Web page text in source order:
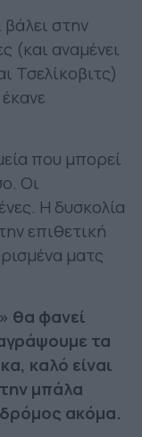
βάλει στην
(και αναμένει
Τσελίκοβιτς)
που μπορεί
Οι
Η δυσκολία
επιθετική
ματς
θα φανεί
τα
καλό είναι
μπάλα
ακόμα.